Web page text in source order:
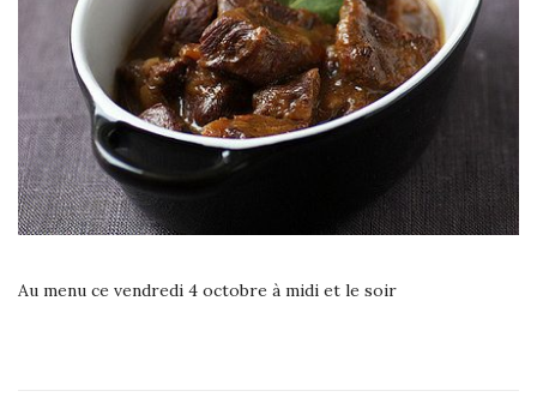
Au menu ce vendredi 4 octobre à midi et le soir